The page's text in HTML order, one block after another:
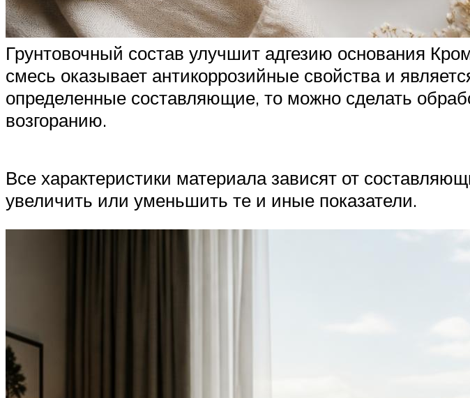
Грунтовочный состав улучшит адгезию основания
смесь оказывает антикоррозийные свойства и
определенные составляющие, то можно сделать
возгоранию.
Все характеристики материала зависят от
увеличить или уменьшить те и иные показатели.